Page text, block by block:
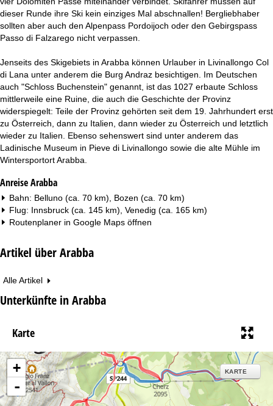
dieser Runde ihre Ski kein einziges Mal abschnallen! Bergliebhaber
sollten aber auch den Alpenpass Pordoijoch oder den Gebirgspass
Passo di Falzarego nicht verpassen.
Jenseits des Skigebiets in Arabba können Urlauber in Livinallongo Col
di Lana unter anderem die Burg Andraz besichtigen. Im Deutschen
auch "Schloss Buchenstein" genannt, ist das 1027 erbaute Schloss
mittlerweile eine Ruine, die auch die Geschichte der Provinz
widerspiegelt: Teile der Provinz gehörten seit dem 19. Jahrhundert erst
zu Österreich, dann zu Italien, dann wieder zu Österreich und letztlich
wieder zu Italien. Ebenso sehenswert sind unter anderem das
Ladinische Museum in Pieve di Livinallongo sowie die alte Mühle im
Wintersportort Arabba.
Anreise Arabba
Bahn: Belluno (ca. 70 km), Bozen (ca. 70 km)
Flug: Innsbruck (ca. 145 km), Venedig (ca. 165 km)
Routenplaner in Google Maps öffnen
Artikel über Arabba
Alle Artikel
Unterkünfte in Arabba
Karte
+
-
KARTE